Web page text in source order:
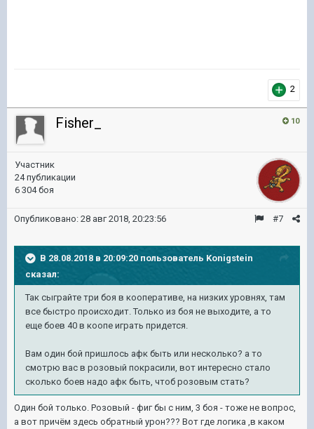
2
10
Fisher_
Участник
24 публикации
6 304 боя
#7
Опубликовано: 28 авг 2018, 20:23:56
В 28.08.2018 в 20:09:20 пользователь Konigstein
сказал:
Так сыграйте три боя в кооперативе, на низких уровнях, там
все быстро происходит. Только из боя не выходите, а то
еще боев 40 в коопе играть придется.
Вам один бой пришлось афк быть или несколько? а то
смотрю вас в розовый покрасили, вот интересно стало
сколько боев надо афк быть, чтоб розовым стать?
Один бой только. Розовый - фиг бы с ним, 3 боя - тоже не вопрос,
а вот причём здесь обратный урон??? Вот где логика ,в каком